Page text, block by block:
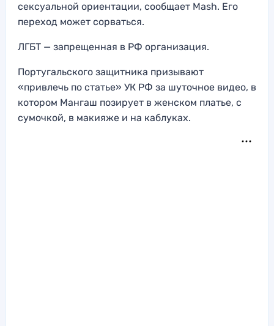
сексуальной ориентации, сообщает Mash. Его
переход может сорваться.
ЛГБТ — запрещенная в РФ организация.
Португальского защитника призывают
«привлечь по статье» УК РФ за шуточное видео, в
котором Мангаш позирует в женском платье, с
сумочкой, в макияже и на каблуках.